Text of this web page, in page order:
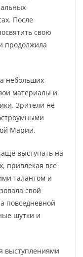
После
свою
продолжила
небольших
материалы и
Зрители не
Марии.
выступать на
привлекая все
талантом и
свой
повседневной
шутки и
выступлениями